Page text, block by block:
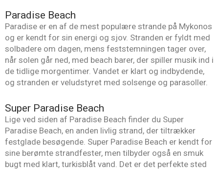
Paradise Beach
Paradise er en af de mest populære strande på Mykonos
og er kendt for sin energi og sjov. Stranden er fyldt med
solbadere om dagen, mens feststemningen tager over,
når solen går ned, med beach barer, der spiller musik ind i
de tidlige morgentimer. Vandet er klart og indbydende,
og stranden er veludstyret med solsenge og parasoller.
Super Paradise Beach
Lige ved siden af Paradise Beach finder du Super
Paradise Beach, en anden livlig strand, der tiltrækker
festglade besøgende. Super Paradise Beach er kendt for
sine berømte strandfester, men tilbyder også en smuk
bugt med klart, turkisblåt vand. Det er det perfekte sted